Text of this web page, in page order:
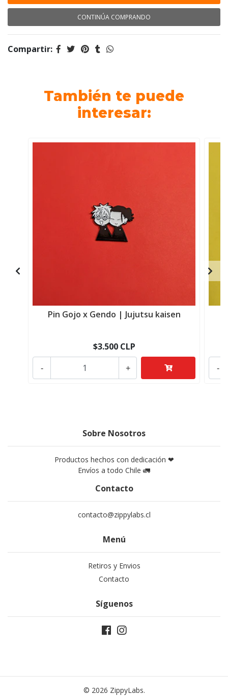
CONTINÚA COMPRANDO
Compartir:
También te puede
interesar:
Pin Gojo x Gendo | Jujutsu kaisen
$3.500 CLP
+
- -
Sobre Nosotros
Productos hechos con dedicación ❤
Envíos a todo Chile 🚛
Contacto
contacto@zippylabs.cl
Menú
Retiros y Envios
Contacto
Síguenos
© 2026 ZippyLabs.